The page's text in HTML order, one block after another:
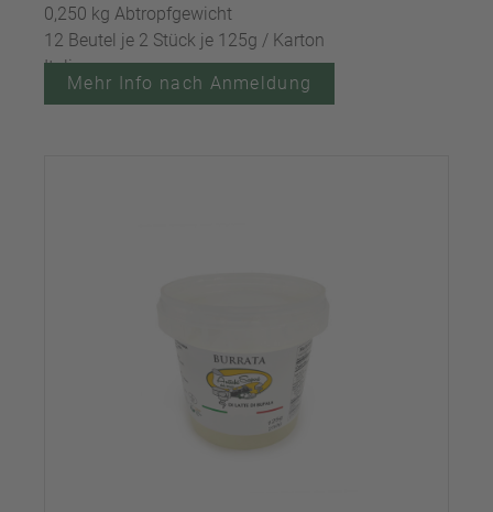
0,250 kg Abtropfgewicht
12 Beutel je 2 Stück je 125g / Karton
Italien
Mehr Info nach Anmeldung